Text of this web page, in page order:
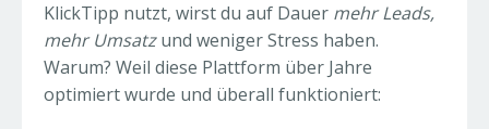
KlickTipp nutzt, wirst du auf Dauer mehr Leads,
mehr Umsatzund weniger Stress haben.
Warum? Weil diese Plattform über Jahre
optimiert wurde und überall funktioniert: